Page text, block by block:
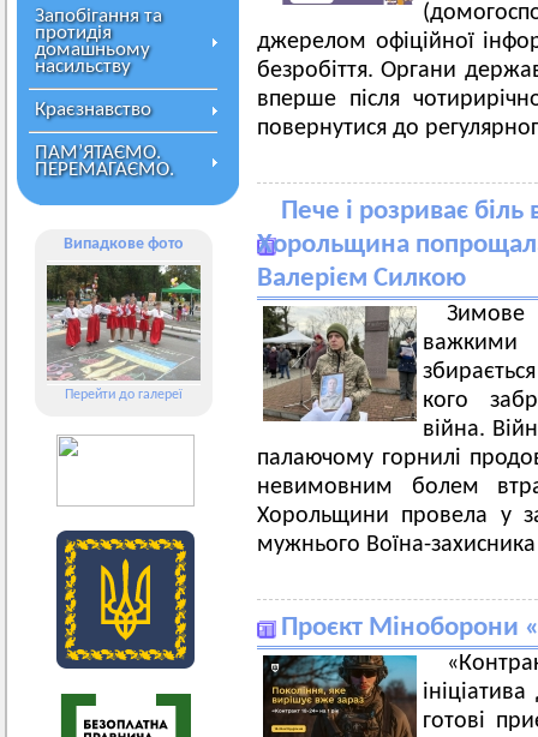
Запобігання та
протидія
домашньому
насильству
Краєзнавство
ПАМ’ЯТАЄМО.
ПЕРЕМАГАЄМО.
Випадкове фото
Перейти до галереї
джерелом офіційної
безробіття. Органи
вперше після
повернутися до
Пече і розриває біль
Хорольщина
Валерієм Силкою
кого
війна.
палаючому горнилі
невимовним болем
Хорольщини провела у
мужнього Воїна-
Проєкт Міноборони
готові